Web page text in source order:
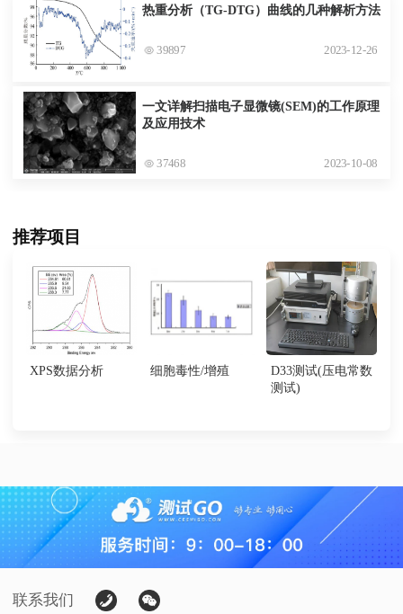
热重分析（TG-DTG）曲线的几种解析方法
39897 2023-12-26
一文详解扫描电子显微镜(SEM)的工作原理
及应用技术
37468 2023-10-08
推荐项目
XPS数据分析 细胞毒性/增殖
D33测试(压电常数
测试)
联系我们